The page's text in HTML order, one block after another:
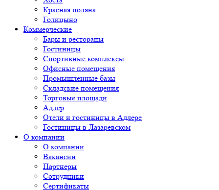
Красная поляна
Голицыно
Коммерческие
Бары и рестораны
Гостиницы
Спортивные комплексы
Офисные помещения
Промышленные базы
Складские помещения
Торговые площади
Адлер
Отели и гостиницы в Адлере
Гостиницы в Лазаревском
О компании
О компании
Вакансии
Партнеры
Сотрудники
Сертификаты